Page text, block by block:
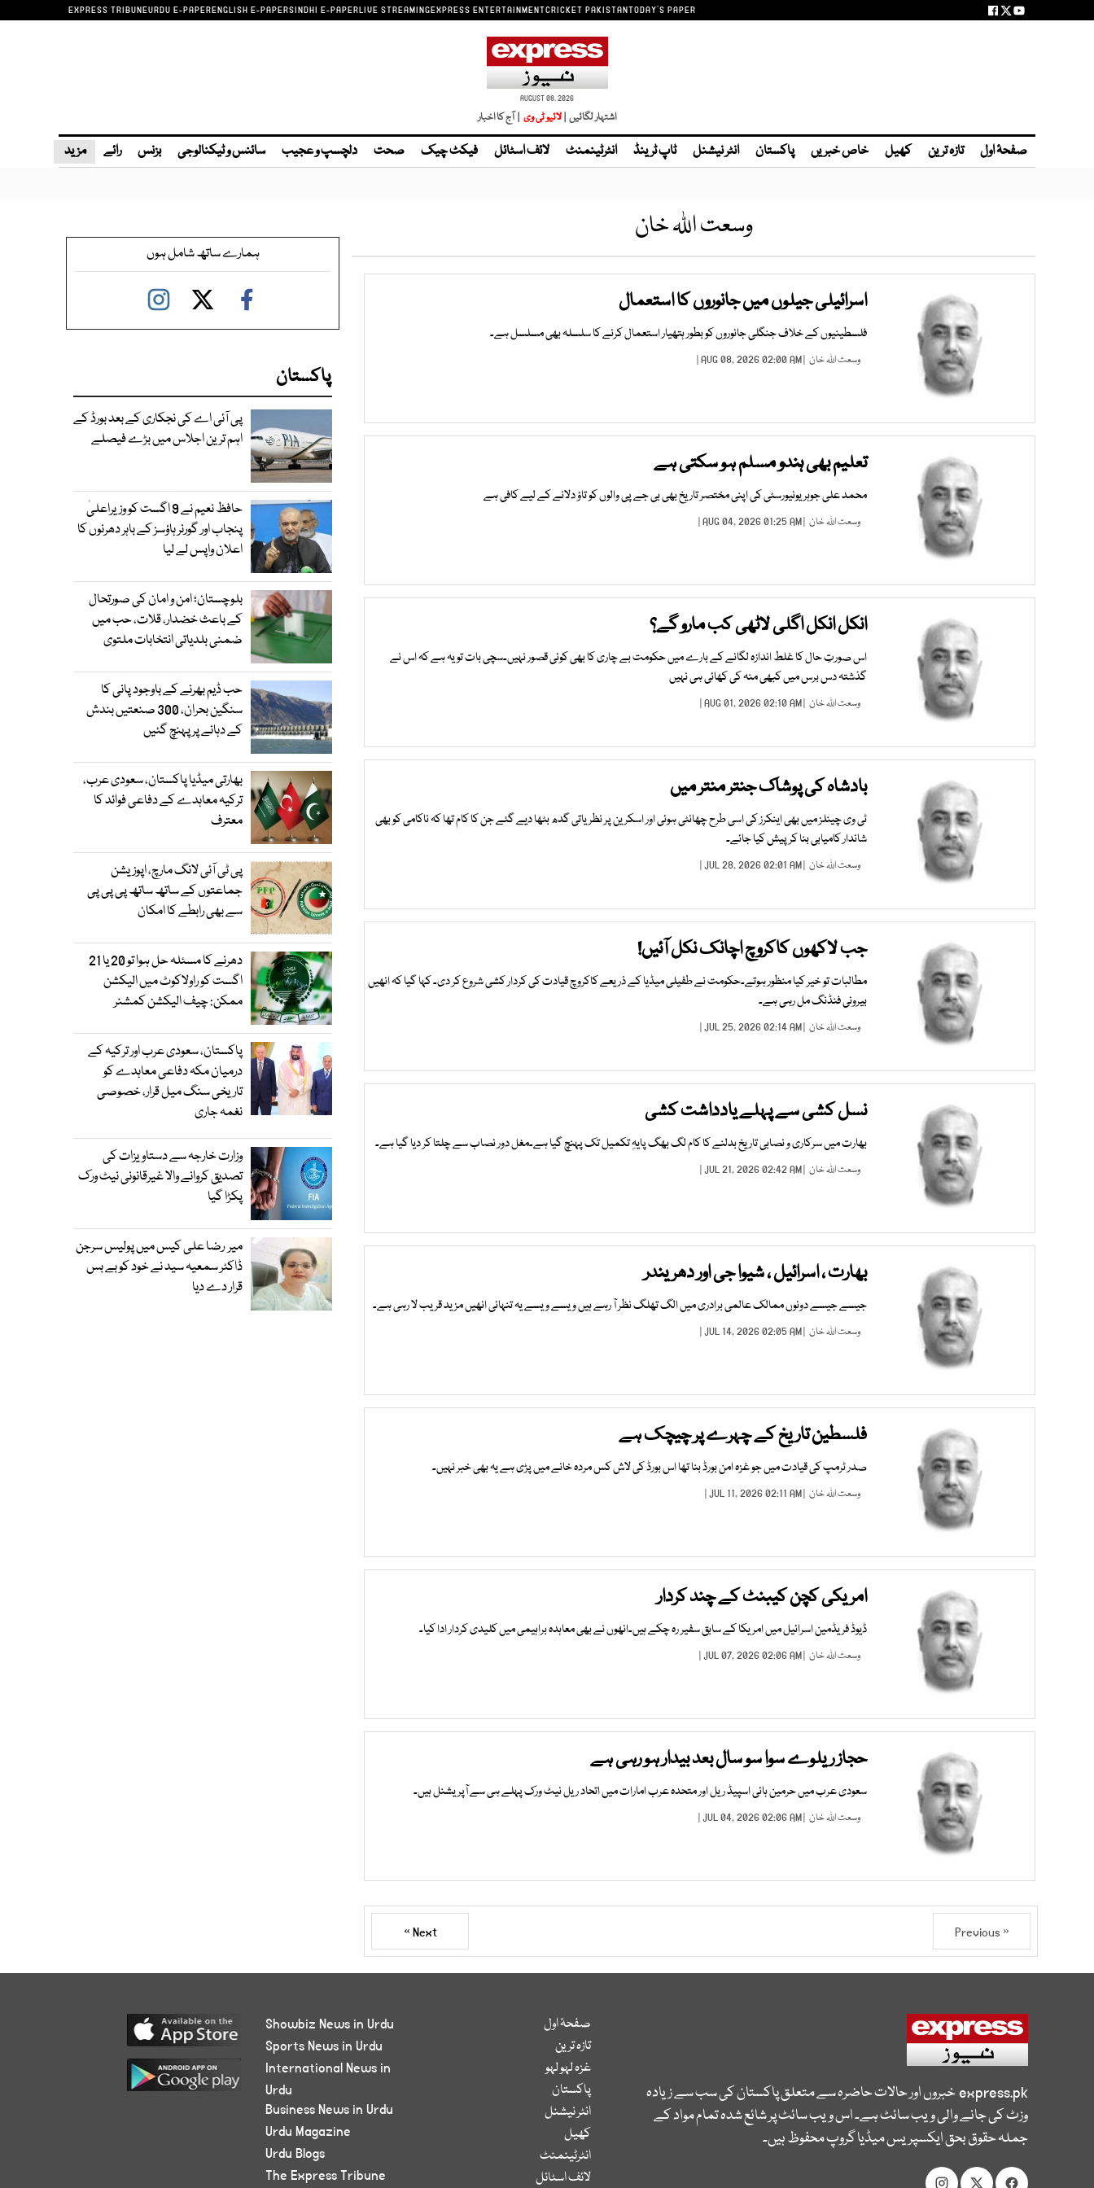
EXPRESS TRIBUNEURDU E-PAPERENGLISH E-PAPERSINDHI E-PAPERLIVE STREAMINGEXPRESS ENTERTAINMENTCRICKET PAKISTANTODAY'S PAPER
AUGUST 08, 2026
اشتہار لگائیں | | آج کا اخبار
صفحۂ اول تازہ ترین کھیل خاص خبریں پاکستان انٹر نیشنل ٹاپ ٹرینڈ انٹرٹینمنٹ لائف اسٹائل فیکٹ چیک صحت دلچسپ و عجیب سائنس و ٹیکنالوجی بزنس رائے مزید
وسعت اللہ خان
اسرائیلی جیلوں میں جانوروں کا استعمال
فلسطینیوں کے خلاف جنگلی جانوروں کو بطور ہتھیار استعمال کرنے کا سلسلہ بھی مسلسل ہے۔
وسعت اللہ خان | AUG 08, 2026 02:00 AM |
تعلیم بھی ہندو مسلم ہو سکتی ہے
محمد علی جوہر یونیورسٹی کی اپنی مختصر تاریخ بھی بی جے پی والوں کو تاؤ دلانے کے لیے کافی ہے
وسعت اللہ خان | AUG 04, 2026 01:25 AM |
انکل انکل اگلی لاٹھی کب مارو گے؟
اس صورتِ حال کا غلط اندازہ لگانے کے بارے میں حکومت بے چاری کا بھی کوئی قصور نہیں۔سچی بات تو یہ ہے کہ اس نے
گذشتہ دس برس میں کبھی منہ کی کھائی ہی نہیں
وسعت اللہ خان | AUG 01, 2026 02:10 AM |
بادشاہ کی پوشاک جنتر منتر میں
ٹی وی چینلز میں بھی اینکرز کی اسی طرح چھانٹی ہوئی اور اسکرین پر نظریاتی گدھ بٹھا دیے گئے جن کا کام تھا کہ ناکامی کو بھی
شاندار کامیابی بنا کر پیش کیا جائے۔
وسعت اللہ خان | JUL 28, 2026 02:01 AM |
جب لاکھوں کاکروچ اچانک نکل آئیں!
مطالبات تو خیر کیا منظور ہوتے۔حکومت نے طفیلی میڈیا کے ذریعے کاکروچ قیادت کی کردار کشی شروع کر دی۔ کہا گیا کہ انھیں
بیرونی فنڈنگ مل رہی ہے۔
وسعت اللہ خان | JUL 25, 2026 02:14 AM |
نسل کشی سے پہلے یادداشت کشی
بھارت میں سرکاری و نصابی تاریخ بدلنے کا کام لگ بھگ پایہِ تکمیل تک پہنچ گیا ہے۔مغل دور نصاب سے چلتا کر دیا گیا ہے۔
وسعت اللہ خان | JUL 21, 2026 02:42 AM |
بھارت ، اسرائیل ، شیوا جی اور دھریندر
جیسے جیسے دونوں ممالک عالمی برادری میں الگ تھلگ نظر آ رہے ہیں ویسے ویسے یہ تنہائی انھیں مزید قریب لا رہی ہے۔
وسعت اللہ خان | JUL 14, 2026 02:05 AM |
فلسطین تاریخ کے چہرے پر چیچک ہے
صدر ٹرمپ کی قیادت میں جو غزہ امن بورڈ بنا تھا اس بورڈ کی لاش کس مردہ خانے میں پڑی ہے یہ بھی خبر نہیں۔
وسعت اللہ خان | JUL 11, 2026 02:11 AM |
امریکی کچن کیبنٹ کے چند کردار
ڈیوڈ فریڈمین اسرائیل میں امریکا کے سابق سفیر رہ چکے ہیں۔انھوں نے بھی معاہدہ براہیمی میں کلیدی کردار ادا کیا۔
وسعت اللہ خان | JUL 07, 2026 02:06 AM |
حجاز ریلوے سوا سو سال بعد بیدار ہو رہی ہے
سعودی عرب میں حرمین ہائی اسپیڈ ریل اور متحدہ عرب امارات میں اتحاد ریل نیٹ ورک پہلے ہی سے آپریشنل ہیں۔
وسعت اللہ خان | JUL 04, 2026 02:06 AM |
« Previous
Next »
ہمارے ساتھ شامل ہوں
پاکستان
پی آئی اے کی نجکاری کے بعد بورڈ کے
اہم ترین اجلاس میں بڑے فیصلے
حافظ نعیم نے 9 اگست کو وزیراعلیٰ
پنجاب اور گورنر ہاؤسز کے باہر دھرنوں کا
اعلان واپس لے لیا
بلوچستان؛ امن و امان کی صورتحال
کے باعث خضدار، قلات، حب میں
ضمنی بلدیاتی انتخابات ملتوی
حب ڈیم بھرنے کے باوجود پانی کا
سنگین بحران، 300 صنعتیں بندش
کے دہانے پر پہنچ گئیں
بھارتی میڈیا پاکستان، سعودی عرب،
ترکیہ معاہدے کے دفاعی فوائد کا
معترف
پی ٹی آئی لانگ مارچ، اپوزیشن
جماعتوں کے ساتھ ساتھ پی پی پی
سے بھی رابطے کا امکان
دھرنے کا مسئلہ حل ہوا تو 20 یا 21
اگست کو راولاکوٹ میں الیکشن
ممکن: چیف الیکشن کمشنر
پاکستان، سعودی عرب اور ترکیہ کے
درمیان مکہ دفاعی معاہدے کو
تاریخی سنگ میل قرار، خصوصی
نغمہ جاری
وزارت خارجہ سے دستاویزات کی
تصدیق کروانے والا غیرقانونی نیٹ ورک
پکڑا گیا
میر رضا علی کیس میں پولیس سرجن
ڈاکٹر سمعیہ سید نے خود کو بے بس
قرار دے دیا
express.pkخبروں اور حالات حاضرہ سے متعلق پاکستان کی سب سے زیادہ
وزٹ کی جانے والی ویب سائٹ ہے۔ اس ویب سائٹ پر شائع شدہ تمام مواد کے
جملہ حقوق بحق ایکسپریس میڈیا گروپ محفوظ ہیں۔
صفحۂ اول
تازہ ترین
غزہ لہو لہو
پاکستان
انٹر نیشنل
کھیل
انٹرٹینمنٹ
لائف اسٹائل
Showbiz News in Urdu
Sports News in Urdu
International News in
Urdu
Business News in Urdu
Urdu Magazine
Urdu Blogs
The Express Tribune